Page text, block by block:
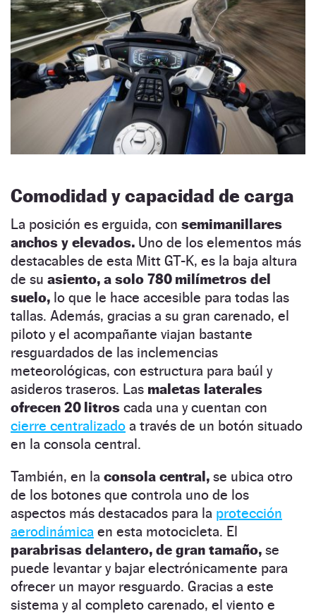
Comodidad y capacidad de carga
La posición es erguida, con semimanillares
anchos y elevados. Uno de los elementos más
destacables de esta Mitt GT-K, es la baja altura
de su asiento, a solo 780 milímetros del
suelo, lo que le hace accesible para todas las
tallas. Además, gracias a su gran carenado, el
piloto y el acompañante viajan bastante
resguardados de las inclemencias
meteorológicas, con estructura para baúl y
asideros traseros. Las maletas laterales
ofrecen 20 litros cada una y cuentan con
cierre centralizado a través de un botón situado
en la consola central.
También, en la consola central, se ubica otro
de los botones que controla uno de los
aspectos más destacados para la protección
aerodinámica en esta motocicleta. El
parabrisas delantero, de gran tamaño, se
puede levantar y bajar electrónicamente para
ofrecer un mayor resguardo. Gracias a este
sistema y al completo carenado, el viento e